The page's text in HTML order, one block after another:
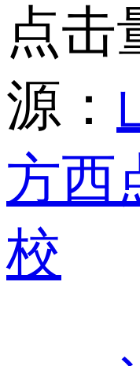
点击
源：
方西
校